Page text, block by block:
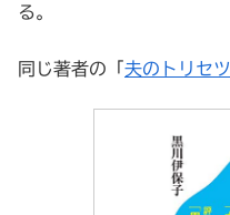
る。
同じ著者の「 夫のトリセツ